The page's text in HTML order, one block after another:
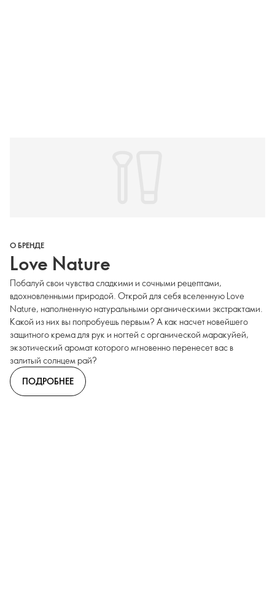
О БРЕНДЕ
Love Nature
Побалуй свои чувства сладкими и сочными рецептами,
вдохновленными природой. Открой для себя вселенную Love
Nature, наполненную натуральными органическими экстрактами.
Какой из них вы попробуешь первым? А как насчет новейшего
защитного крема для рук и ногтей с органической маракуйей,
экзотический аромат которого мгновенно перенесет вас в
залитый солнцем рай?
ПОДРОБНЕЕ